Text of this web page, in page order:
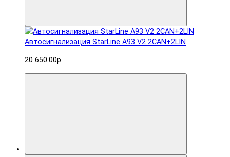
Автосигнализация StarLine A93 V2 2CAN+2LIN
20 650.00р.